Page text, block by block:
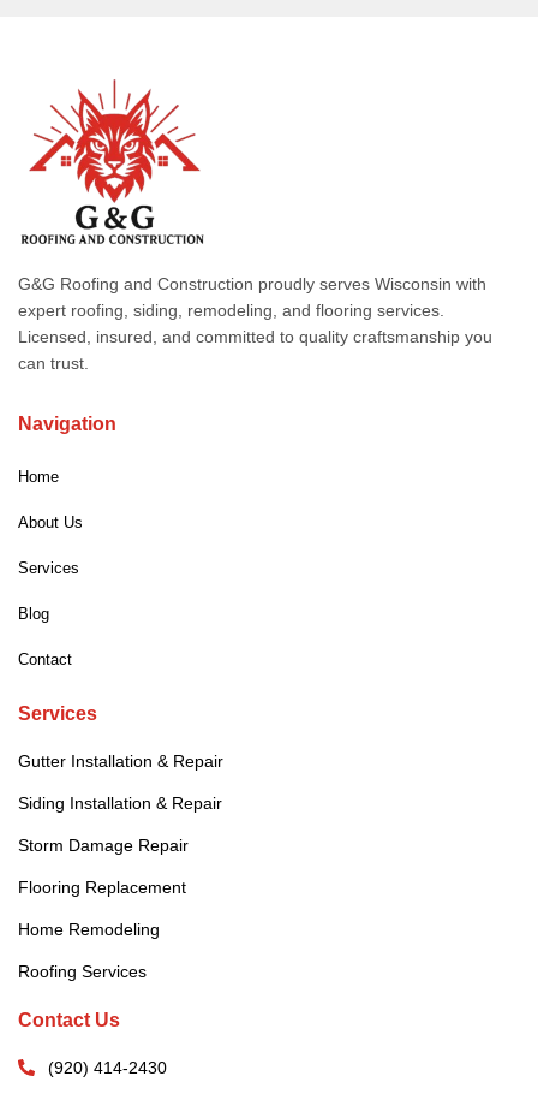
G&G Roofing and Construction proudly serves Wisconsin with
expert roofing, siding, remodeling, and flooring services.
Licensed, insured, and committed to quality craftsmanship you
can trust.
Navigation
Home
About Us
Services
Blog
Contact
Services
Gutter Installation & Repair
Siding Installation & Repair
Storm Damage Repair
Flooring Replacement
Home Remodeling
Roofing Services
Contact Us
(920) 414-2430